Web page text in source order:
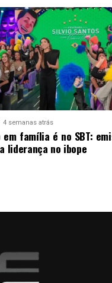
4 semanas atrás
em família é no SBT:
liderança no ibope